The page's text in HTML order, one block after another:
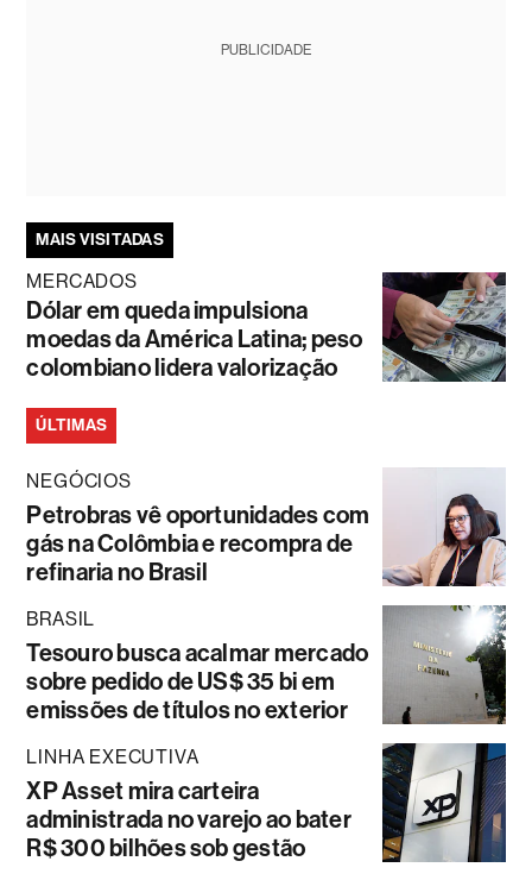
PUBLICIDADE
MAIS VISITADAS
MERCADOS
Dólar em queda impulsiona
moedas da América Latina; peso
colombiano lidera valorização
ÚLTIMAS
NEGÓCIOS
Petrobras vê oportunidades com
gás na Colômbia e recompra de
refinaria no Brasil
BRASIL
Tesouro busca acalmar mercado
sobre pedido de US$ 35 bi em
emissões de títulos no exterior
LINHA EXECUTIVA
XP Asset mira carteira
administrada no varejo ao bater
R$ 300 bilhões sob gestão